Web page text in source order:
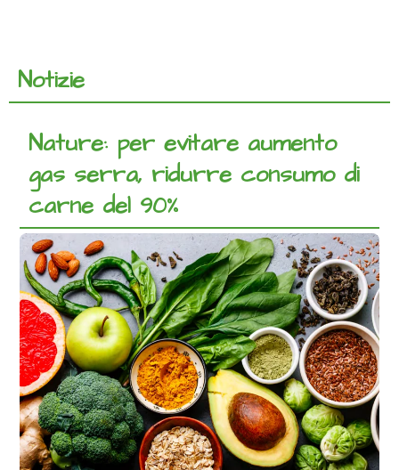
Notizie
Nature: per evitare aumento
gas serra, ridurre consumo di
carne del 90%